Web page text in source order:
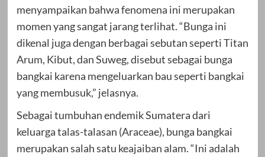
menyampaikan bahwa fenomena ini merupakan
momen yang sangat jarang terlihat. “Bunga ini
dikenal juga dengan berbagai sebutan seperti Titan
Arum, Kibut, dan Suweg, disebut sebagai bunga
bangkai karena mengeluarkan bau seperti bangkai
yang membusuk,” jelasnya.
Sebagai tumbuhan endemik Sumatera dari
keluarga talas-talasan (Araceae), bunga bangkai
merupakan salah satu keajaiban alam. “Ini adalah